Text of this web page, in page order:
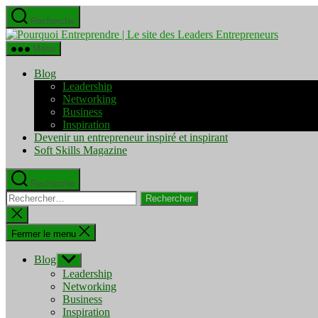
Aller
au
contenu
Recherche
Pourquoi
Menu
Blog
Leadership
Networking
Business
Inspiration
Devenir un entrepreneur inspiré et inspirant
Soft Skills Magazine
Recherche
Rechercher :
Fermer
la
recherche
Fermer le menu
Blog Afficher
le
sous-
menu
Leadership
Networking
Business
Inspiration